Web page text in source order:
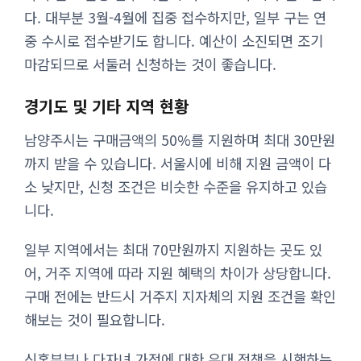
다. 대부분 3월-4월에 집중 접수하지만, 일부 구는 연
중 수시로 접수받기도 합니다. 예산이 소진되면 조기
마감되므로 서둘러 신청하는 것이 좋습니다.
경기도 및 기타 지역 현황
남양주시는 구매금액의 50%를 지원하며 최대 30만원
까지 받을 수 있습니다. 서울시에 비해 지원 금액이 다
소 낮지만, 신청 조건은 비슷한 수준을 유지하고 있습
니다.
일부 지역에서는 최대 70만원까지 지원하는 곳도 있
어, 거주 지역에 따라 지원 혜택의 차이가 상당합니다.
구매 전에는 반드시 거주지 지자체의 지원 조건을 확인
해보는 것이 필요합니다.